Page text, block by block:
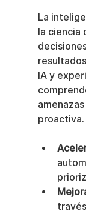
La
la ciencia
IA y
proactiva.